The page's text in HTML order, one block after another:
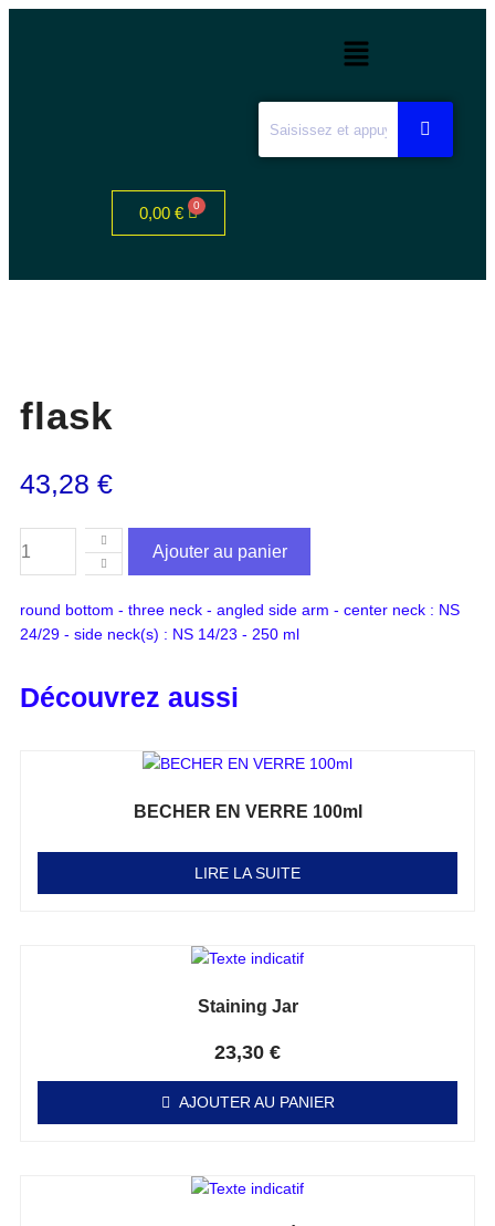
0,00 €
flask
43,28 €
Ajouter au panier
round bottom - three neck - angled side arm - center neck : NS
24/29 - side neck(s) : NS 14/23 - 250 ml
Découvrez aussi
BECHER EN VERRE 100ml
LIRE LA SUITE
Staining Jar
23,30 €
AJOUTER AU PANIER